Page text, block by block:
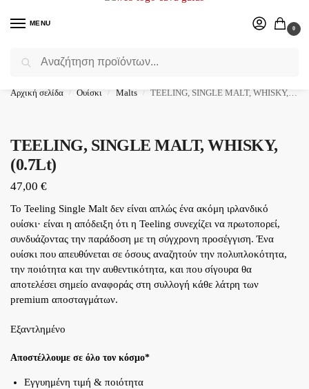
MENU
0
Επιλέξτε ένα δώρο για το αγαπημένο σας πρόσωπο.
Αρχική σελίδα / Ουίσκι / Malts / TEELING, SINGLE MALT, WHISKY, (0.7Lt)
TEELING, SINGLE MALT, WHISKY,
(0.7Lt)
47,00 €
Το Teeling Single Malt δεν είναι απλώς ένα ακόμη ιρλανδικό
ουίσκι· είναι η απόδειξη ότι η Teeling συνεχίζει να πρωτοπορεί,
συνδυάζοντας την παράδοση με τη σύγχρονη προσέγγιση. Ένα
ουίσκι που απευθύνεται σε όσους αναζητούν την πολυπλοκότητα,
την ποιότητα και την αυθεντικότητα, και που σίγουρα θα
αποτελέσει σημείο αναφοράς στη συλλογή κάθε λάτρη των
premium αποσταγμάτων.
Εξαντλημένο
Αποστέλλουμε σε όλο τον κόσμο*
Εγγυημένη τιμή & ποιότητα